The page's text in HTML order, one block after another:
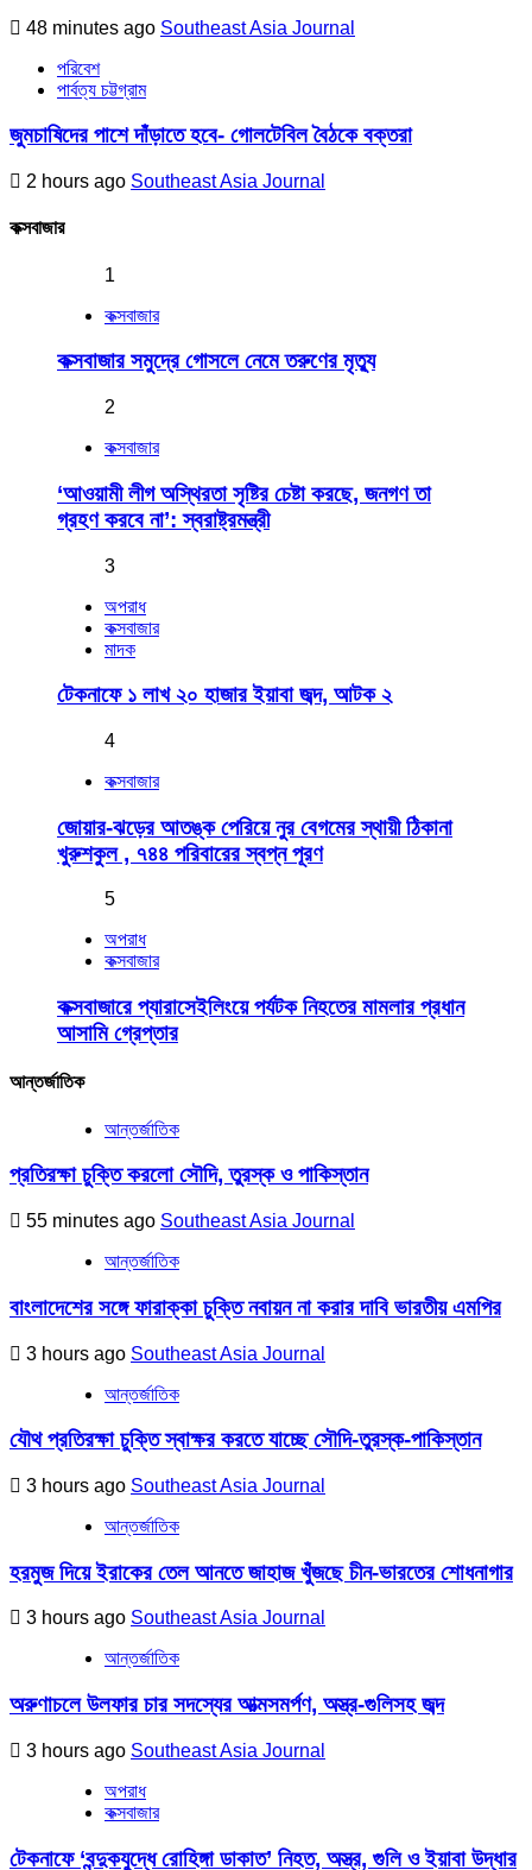
48 minutes ago Southeast Asia Journal
পরিবেশ
পার্বত্য চট্টগ্রাম
জুমচাষিদের পাশে দাঁড়াতে হবে- গোলটেবিল বৈঠকে বক্তরা
2 hours ago Southeast Asia Journal
কক্সবাজার
1
কক্সবাজার
কক্সবাজার সমুদ্রে গোসলে নেমে তরুণের মৃত্যু
2
কক্সবাজার
‘আওয়ামী লীগ অস্থিরতা সৃষ্টির চেষ্টা করছে, জনগণ তা
গ্রহণ করবে না’: স্বরাষ্ট্রমন্ত্রী
3
অপরাধ
কক্সবাজার
মাদক
টেকনাফে ১ লাখ ২০ হাজার ইয়াবা জব্দ, আটক ২
4
কক্সবাজার
জোয়ার-ঝড়ের আতঙ্ক পেরিয়ে নুর বেগমের স্থায়ী ঠিকানা
খুরুশকুল , ৭৪৪ পরিবারের স্বপ্ন পূরণ
5
অপরাধ
কক্সবাজার
কক্সবাজারে প্যারাসেইলিংয়ে পর্যটক নিহতের মামলার প্রধান
আসামি গ্রেপ্তার
আন্তর্জাতিক
আন্তর্জাতিক
প্রতিরক্ষা চুক্তি করলো সৌদি, তুরস্ক ও পাকিস্তান
55 minutes ago Southeast Asia Journal
আন্তর্জাতিক
বাংলাদেশের সঙ্গে ফারাক্কা চুক্তি নবায়ন না করার দাবি ভারতীয় এমপির
3 hours ago Southeast Asia Journal
আন্তর্জাতিক
যৌথ প্রতিরক্ষা চুক্তি স্বাক্ষর করতে যাচ্ছে সৌদি-তুরস্ক-পাকিস্তান
3 hours ago Southeast Asia Journal
আন্তর্জাতিক
হরমুজ দিয়ে ইরাকের তেল আনতে জাহাজ খুঁজছে চীন-ভারতের শোধনাগার
3 hours ago Southeast Asia Journal
আন্তর্জাতিক
অরুণাচলে উলফার চার সদস্যের আত্মসমর্পণ, অস্ত্র-গুলিসহ জব্দ
3 hours ago Southeast Asia Journal
অপরাধ
কক্সবাজার
টেকনাফে ‘বন্দুকযুদ্ধে রোহিঙ্গা ডাকাত’ নিহত, অস্ত্র, গুলি ও ইয়াবা উদ্ধার